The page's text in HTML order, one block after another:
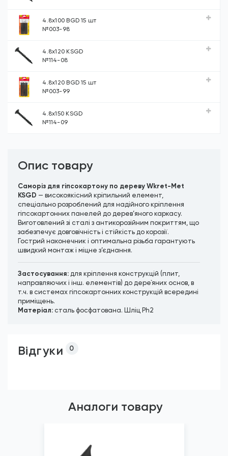
4.8х100 BGD 15 шт
№003-98
4.8х120 KSGD
№114-08
4.8х120 BGD 15 шт
№003-99
4.8х150 KSGD
№114-09
Опис товару
Саморіз для гіпсокартону по дереву Wkret-Met
KSGD — високоякісний кріпильний елемент,
спеціально розроблений для надійного кріплення
гіпсокартонних панелей до дерев’яного каркасу.
Виготовлений зі сталі з антикорозійним покриттям, що
забезпечує довговічність і стійкість до корозії.
Гострий наконечник і оптимальна різьба гарантують
швидкий монтаж і міцне з’єднання.
Застосування: для кріплення конструкцій (плит,
направляючих і інш. елементів) до дере`яних основ, в
т.ч. в системах гіпсокартонних конструкцій всередині
приміщень.
Матеріал: сталь фосфатована. Шліц Ph2
Відгуки 0
Аналоги товару